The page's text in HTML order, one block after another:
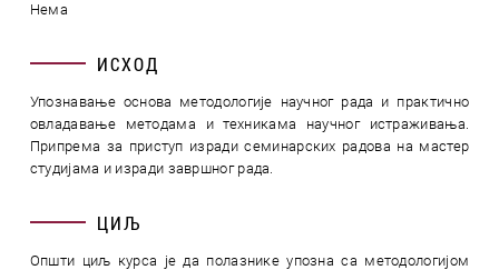
Нема
ИСХОД
Упознавање основа методологије научног рада и практично
овладавање методама и техникама научног истраживања.
Припрема за приступ изради семинарских радова на мастер
студијама и изради завршног рада.
ЦИЉ
Општи циљ курса је да полазнике упозна са методологијом